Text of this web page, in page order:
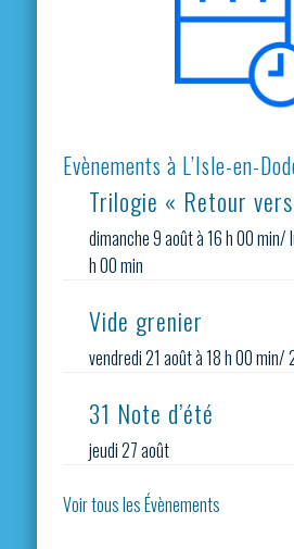
Evènements à L’Isle-en-
Trilogie « Retour
dimanche 9 août à 16 h 00 min/
h 00 min
Vide grenier
vendredi 21 août à 18 h 00 min/
31 Note d’été
jeudi 27 août
Voir tous les Évènements